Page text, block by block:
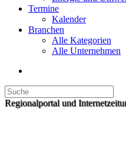
Termine
Kalender
Branchen
Alle Kategorien
Alle Unternehmen
Regionalportal und